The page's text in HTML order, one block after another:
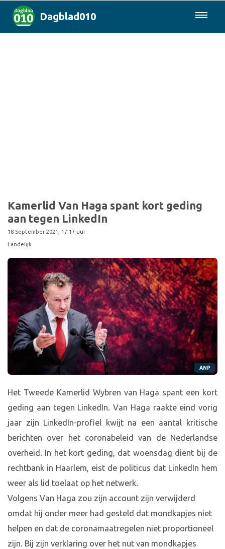
Dagblad010
Kamerlid Van Haga spant kort geding
aan tegen LinkedIn
18 September 2021, 17:17 uur
Landelijk
ANP
Het Tweede Kamerlid Wybren van Haga spant een kort
geding aan tegen LinkedIn. Van Haga raakte eind vorig
jaar zijn LinkedIn-profiel kwijt na een aantal kritische
berichten over het coronabeleid van de Nederlandse
overheid. In het kort geding, dat woensdag dient bij de
rechtbank in Haarlem, eist de politicus dat LinkedIn hem
weer als lid toelaat op het netwerk.
Volgens Van Haga zou zijn account zijn verwijderd
omdat hij onder meer had gesteld dat mondkapjes niet
helpen en dat de coronamaatregelen niet proportioneel
zijn. Bij zijn verklaring over het nut van mondkapjes